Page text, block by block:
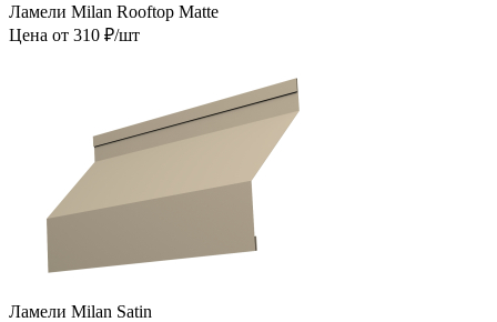
Ламели Milan Rooftop Matte
Цена от 310 ₽/шт
Ламели Milan Satin